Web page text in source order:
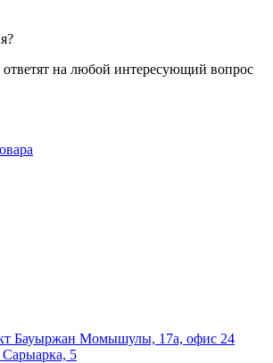
на любой интересующий вопрос
Бауыржан Момышулы, 17а, офис 24
Сарыарка, 5